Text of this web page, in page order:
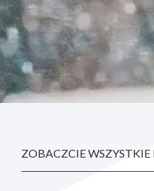
ZOBACZCIE